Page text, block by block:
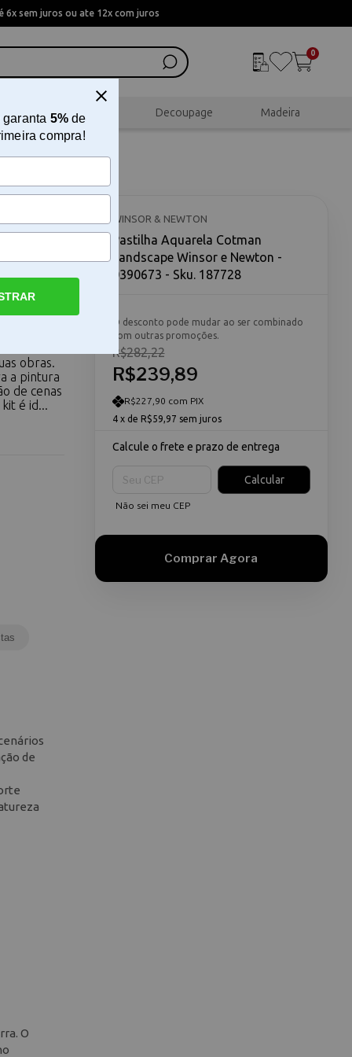
6x sem juros ou ate 12x com juros
0
Scrapbook Decoupage Madeira
Newton O
obras.
a pintura
de cenas
é id...
WINSOR & NEWTON
Pastilha Aquarela Cotman
Landscape Winsor e Newton -
0390673 - Sku. 187728
R$239,89
R$282,22
O desconto pode mudar ao ser combinado
com outras promoções.
R$227,90 com PIX
4 x de R$59,97 sem juros
Calcule o frete e prazo de entrega
Calcular
Não sei meu CEP
de
O
garanta 5%de
compra!